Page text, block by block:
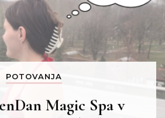
POTOVANJA
Magic Spa v